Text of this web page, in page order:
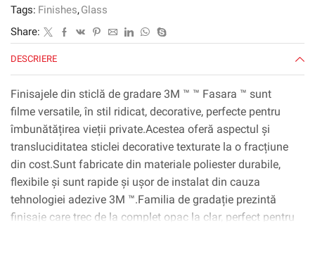
mm,
foi/carcasă
Tags: Finishes,Glass
Share:
DESCRIERE
Finisajele din sticlă de gradare 3M ™ ™ Fasara ™ sunt
filme versatile, în stil ridicat, decorative, perfecte pentru
îmbunătățirea vieții private.Acestea oferă aspectul și
transluciditatea sticlei decorative texturate la o fracțiune
din cost.Sunt fabricate din materiale poliester durabile,
flexibile și sunt rapide și ușor de instalat din cauza
tehnologiei adezive 3M ™.Familia de gradație prezintă
finisaje care trec de la complet opac la clar, perfect pentru